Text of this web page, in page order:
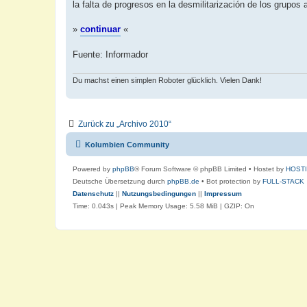
la falta de progresos en la desmilitarización de los grupos
» continuar «
Fuente: Informador
Du machst einen simplen Roboter glücklich. Vielen Dank!
Zurück zu „Archivo 2010“
Kolumbien Community
Powered by phpBB® Forum Software © phpBB Limited • Hostet by
Deutsche Übersetzung durch phpBB.de • Bot protection by FULL-STACK
Datenschutz || Nutzungsbedingungen || Impressum
Time: 0.043s | Peak Memory Usage: 5.58 MiB | GZIP: On